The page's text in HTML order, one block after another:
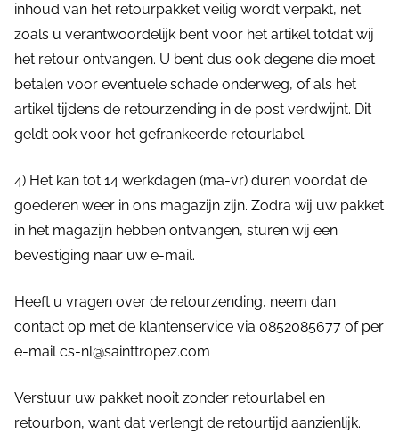
inhoud van het retourpakket veilig wordt verpakt, net
zoals u verantwoordelijk bent voor het artikel totdat wij
het retour ontvangen. U bent dus ook degene die moet
betalen voor eventuele schade onderweg, of als het
artikel tijdens de retourzending in de post verdwijnt. Dit
geldt ook voor het gefrankeerde retourlabel.
4) Het kan tot 14 werkdagen (ma-vr) duren voordat de
goederen weer in ons magazijn zijn. Zodra wij uw pakket
in het magazijn hebben ontvangen, sturen wij een
bevestiging naar uw e-mail.
Heeft u vragen over de retourzending, neem dan
contact op met de klantenservice via 0852085677 of per
e-mail cs-nl@sainttropez.com
Verstuur uw pakket nooit zonder retourlabel en
retourbon, want dat verlengt de retourtijd aanzienlijk.